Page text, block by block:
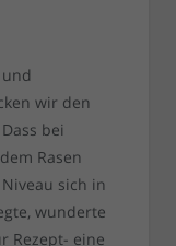
wir den
bei
Rasen
sich in
wunderte
Rezept- eine